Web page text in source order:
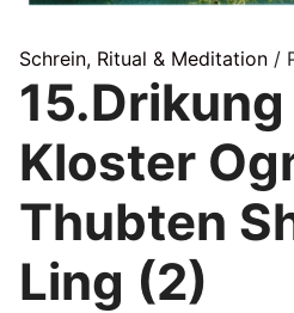
Schrein, Ritual & Meditation /
Kloster
Thubten
Ling (2)